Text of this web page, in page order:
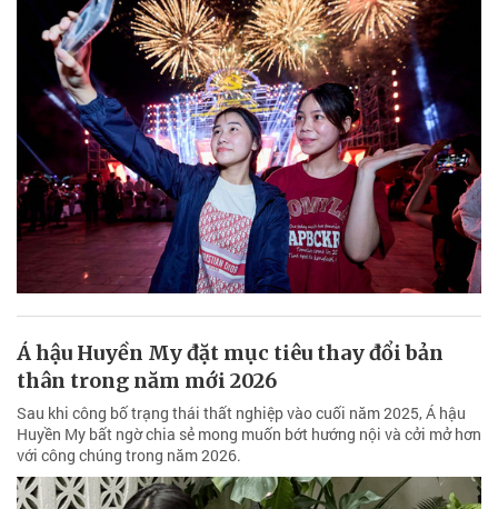
Á hậu Huyền My đặt mục tiêu thay đổi bản
thân trong năm mới 2026
Sau khi công bố trạng thái thất nghiệp vào cuối năm 2025, Á hậu
Huyền My bất ngờ chia sẻ mong muốn bớt hướng nội và cởi mở hơn
với công chúng trong năm 2026.